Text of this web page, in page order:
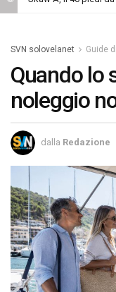
SVN solovelanet Guide
Quando lo
noleggio
dalla Redazione